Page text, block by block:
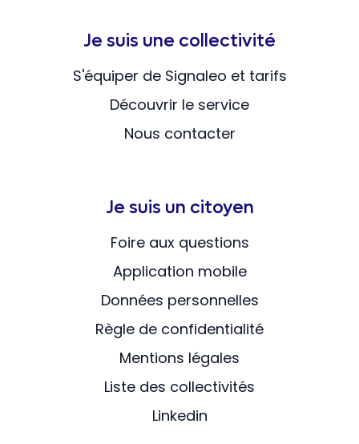
Je suis une collectivité
S'équiper de Signaleo et tarifs
Découvrir le service
Nous contacter
Je suis un citoyen
Foire aux questions
Application mobile
Données personnelles
Règle de confidentialité
Mentions légales
Liste des collectivités
Linkedin